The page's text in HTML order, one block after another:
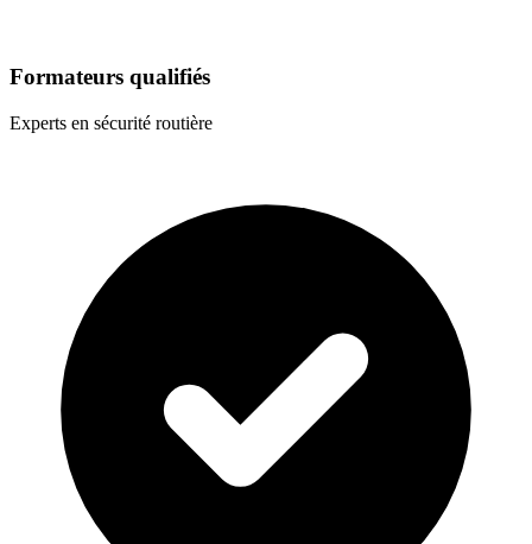
Formateurs qualifiés
Experts en sécurité routière